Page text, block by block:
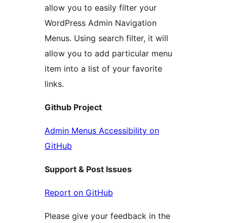
allow you to easily filter your
WordPress Admin Navigation
Menus. Using search filter, it will
allow you to add particular menu
item into a list of your favorite
links.
Github Project
Admin Menus Accessibility on
GitHub
Support & Post Issues
Report on GitHub
Please give your feedback in the